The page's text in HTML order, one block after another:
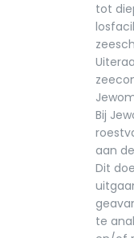
tot
Bij
aan
Dit
te